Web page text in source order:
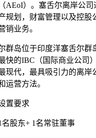
AEoI）。塞舌尔离岸公
规划，财富管理以及控股
销业务。
岛位于印度洋塞舌尔群
快的IBC（国际商业公司
现代，最具吸引力的离岸
运营方法。
要求
东+ 1名常驻董事